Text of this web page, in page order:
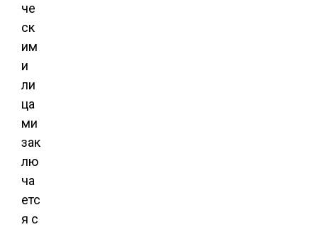
че
ск
им
и
ли
ца
ми
зак
лю
ча
етс
я с